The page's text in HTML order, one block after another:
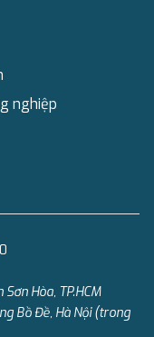
nghiệp
Sơn Hòa, TP.HCM
Bồ Đề, Hà Nội (trong